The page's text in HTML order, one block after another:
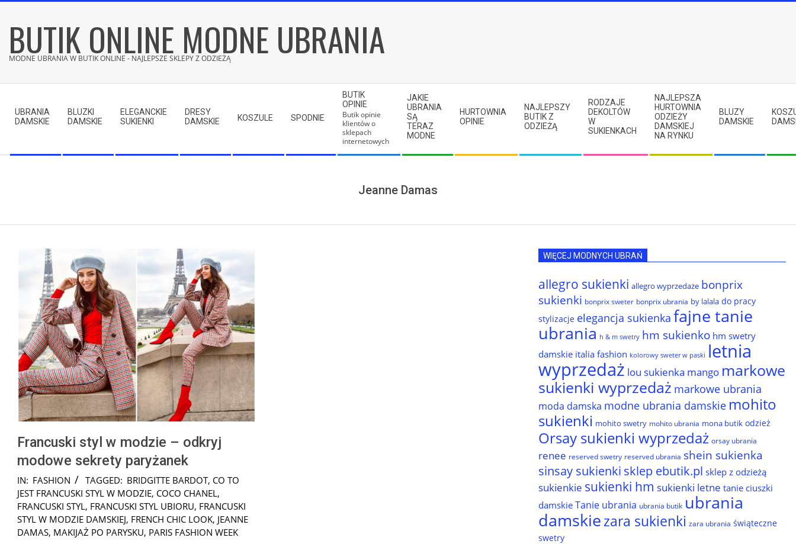
contentBUTIK ONLINE MODNE UBRANIA
MODNE UBRANIA W BUTIK ONLINE - NAJLEPSZE SKLEPY Z ODZIEŻĄ
Menu
UBRANIA
DAMSKIE
BLUZKI
DAMSKIE
ELEGANCKIE
SUKIENKI
DRESY
DAMSKIE
KOSZULE SPODNIE
BUTIK
OPINIE
Butik opinie
klientów o
sklepach
internetowych
JAKIE
UBRANIA
SĄ
TERAZ
MODNE
HURTOWNIA
OPINIE
NAJLEPSZY
BUTIK Z
ODZIEŻĄ
RODZAJE
DEKOLTÓW
W
SUKIENKACH
NAJLEPSZA
HURTOWNIA
ODZIEŻY
DAMSKIEJ
NA RYNKU
BLUZY
DAMSKIE
Jeanne Damas
Francuski styl w modzie – odkryj
modowe sekrety paryżanek
2025-
07-
31
IN: FASHION TAGGED: BRIDGITTE BARDOT, CO TO
JEST FRANCUSKI STYL W MODZIE, COCO CHANEL,
FRANCUSKI STYL, FRANCUSKI STYL UBIORU, FRANCUSKI
STYL W MODZIE DAMSKIEJ, FRENCH CHIC LOOK, JEANNE
DAMAS, MAKIJAŻ PO PARYSKU, PARIS FASHION WEEK
WIĘCEJ MODNYCH UBRAŃ
allegro sukienki allegro wyprzedaże bonprix
sukienki bonprix sweter bonprix ubrania by lalala do pracy
stylizacje elegancja sukienka fajne tanie
ubrania h & m swetry hm sukienko hm swetry
damskie italia fashion kolorowy sweter w paski letnia
wyprzedaż lou sukienka mango markowe
sukienki wyprzedaż markowe ubrania
moda damska modne ubrania damskie mohito
sukienki mohito swetry mohito ubrania mona butik odzież
Orsay sukienki wyprzedaż orsay ubrania
renee reserved swetry reserved ubrania shein sukienka
sinsay sukienki sklep ebutik.pl sklep z odzieżą
sukienkie sukienki hm sukienki letne tanie ciuszki
damskie Tanie ubrania ubrania butik ubrania
damskiezara sukienki zara ubrania świąteczne
swetry